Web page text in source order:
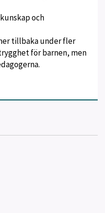
och
tillbaka under fler
för barnen, men